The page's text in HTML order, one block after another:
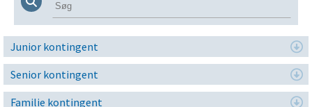
Junior kontingent
Senior kontingent
Familie kontingent